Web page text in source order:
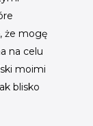
że mogę
na celu
moimi
blisko